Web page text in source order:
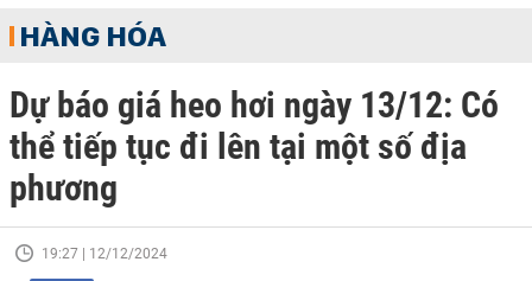
HÀNG HÓA
Dự báo giá heo hơi ngày 13/12: Có
thể tiếp tục đi lên tại một số địa
phương
19:27 | 12/12/2024